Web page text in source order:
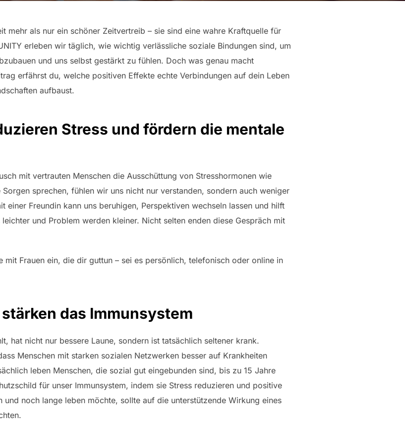
mehr als nur ein schöner Zeitvertreib – sie sind eine wahre Kraftquelle für
erleben wir täglich, wie wichtig verlässliche soziale Bindungen sind, um
und uns selbst gestärkt zu fühlen. Doch was genau macht
erfährst du, welche positiven Effekte echte Verbindungen auf dein Leben
aufbaust.
Stress und fördern die mentale
mit vertrauten Menschen die Ausschüttung von Stresshormonen wie
sprechen, fühlen wir uns nicht nur verstanden, sondern auch weniger
einer Freundin kann uns beruhigen, Perspektiven wechseln lassen und hilft
und Problem werden kleiner. Nicht selten enden diese Gespräch mit
mit Frauen ein, die dir guttun – sei es persönlich, telefonisch oder online in
das Immunsystem
hat nicht nur bessere Laune, sondern ist tatsächlich seltener krank.
Menschen mit starken sozialen Netzwerken besser auf Krankheiten
leben Menschen, die sozial gut eingebunden sind, bis zu 15 Jahre
für unser Immunsystem, indem sie Stress reduzieren und positive
noch lange leben möchte, sollte auf die unterstützende Wirkung eines